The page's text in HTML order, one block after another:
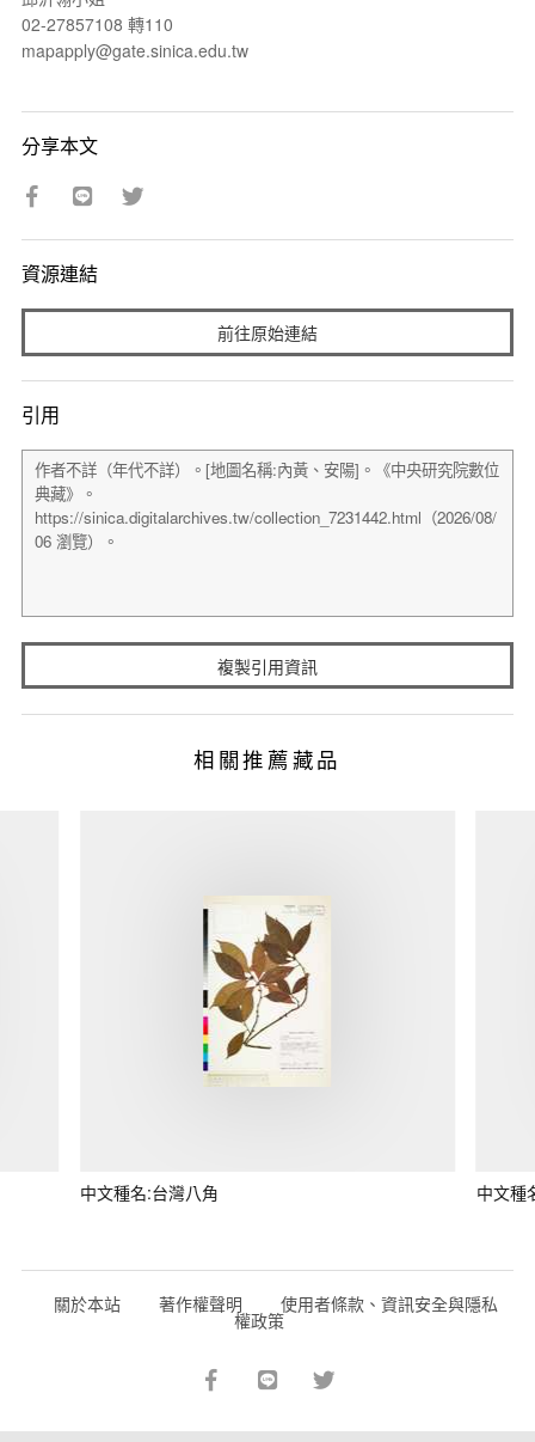
02-27857108 轉110
mapapply@gate.sinica.edu.tw
分享本文
資源連結
前往原始連結
引用
複製引用資訊
相關推薦藏品
中文種名:台灣八角 中文種
關於本站 著作權聲明 使用者條款、資訊安全與隱私
權政策